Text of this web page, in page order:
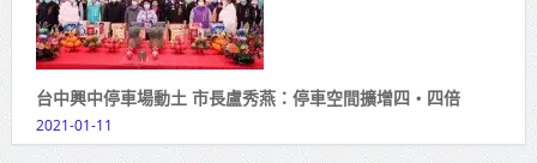
台中興中停車場動土 市長盧秀燕：停車空間擴增四‧四倍
2021-01-11